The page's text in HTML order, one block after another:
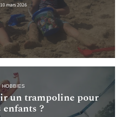
10 mars 2026
HOBBIES
un trampoline pour
enfants ?